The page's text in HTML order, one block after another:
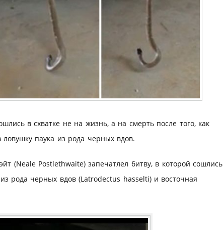
в схватке не на жизнь, а на смерть после того, как
паука из рода черных вдов.
(Neale Postlethwaite) запечатлел битву, в которой сошлись
рода черных вдов (Latrodectus hasselti) и восточная